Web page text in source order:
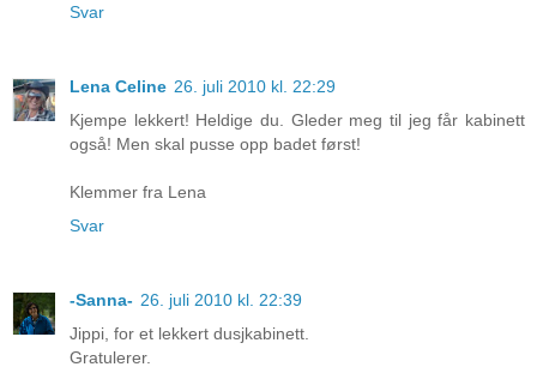
Svar
Lena Celine 26. juli 2010 kl. 22:29
Kjempe lekkert! Heldige du. Gleder meg til jeg får kabinett
også! Men skal pusse opp badet først!
Klemmer fra Lena
Svar
-Sanna- 26. juli 2010 kl. 22:39
Jippi, for et lekkert dusjkabinett.
Gratulerer.